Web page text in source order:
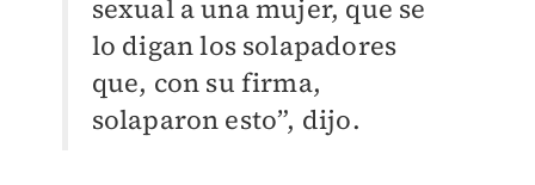
sexual a una mujer, que se
lo digan los solapadores
que, con su firma,
solaparon esto”, dijo.